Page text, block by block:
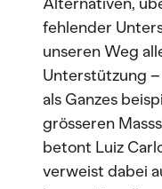
fehlender
unseren Weg
Unterstützung
als Ganzes
grösseren
betont Luiz
verweist dabei